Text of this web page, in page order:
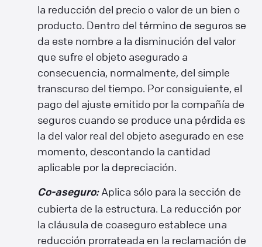
la reducción del precio o valor de un bien o
producto. Dentro del término de seguros se
da este nombre a la disminución del valor
que sufre el objeto asegurado a
consecuencia, normalmente, del simple
transcurso del tiempo. Por consiguiente, el
pago del ajuste emitido por la compañía de
seguros cuando se produce una pérdida es
la del valor real del objeto asegurado en ese
momento, descontando la cantidad
aplicable por la depreciación.
Co-aseguro:Aplica sólo para la sección de
cubierta de la estructura. La reducción por
la cláusula de coaseguro establece una
reducción prorrateada en la reclamación de